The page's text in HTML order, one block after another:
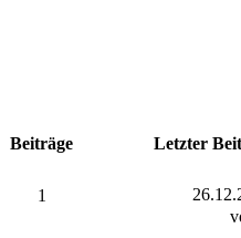
Beiträge Letzter
1